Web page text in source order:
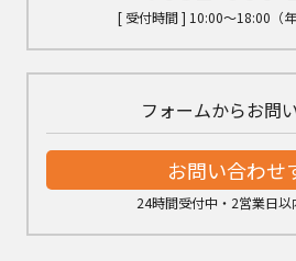
[ 受付時間 ] 10:00～18:00（年
フォームからお問
お問い合わせ
24時間受付中・2営業日以